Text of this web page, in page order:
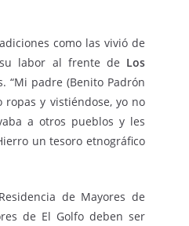
como las vivió de
labor al frente de Los
“Mi padre (Benito Padrón
ropas y vistiéndose, yo no
a otros pueblos y les
un tesoro etnográfico
de Mayores de
de El Golfo deben ser